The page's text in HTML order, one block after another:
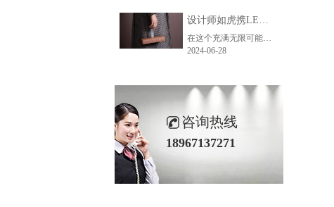
设计师如虎携LEMONLEE红雪松礼盒荣获第六届未来·已来香港新锐当代设计奖铜奖
在这个充满无限可能的2024年夏季，LEMONLEE品牌设计师如虎以其非凡的创意与对自然的深刻理解，精心打造的红雪松木球礼盒，在“2024未来·已来——第六届香港新锐当代设计奖”中摘得铜奖。这不仅是对设计师如虎原创设计能力的嘉奖，更是对LEMONLEE品牌的高度认可。
2024-06-28
咨询热线
18967137271